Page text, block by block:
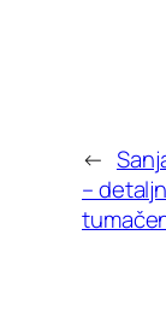
←
–